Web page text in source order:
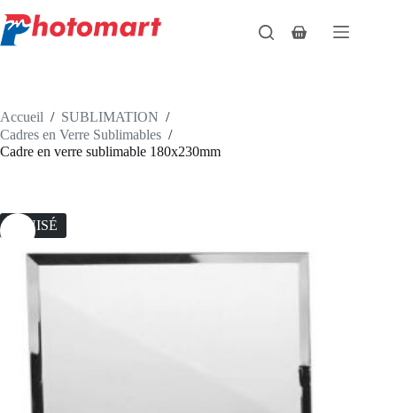
au
contenu
Panier
Accueil / SUBLIMATION /
Cadres en Verre Sublimables /
Cadre en verre sublimable 180x230mm
ÉPUISÉ